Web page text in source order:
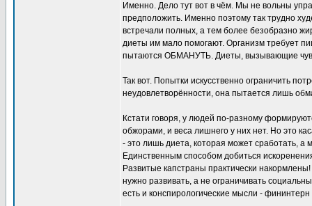
Именно. Дело тут вот в чём. Мы не вольны
предположить. Именно поэтому так трудно
встречали полных, а тем более безобразно
диеты им мало помогают. Организм
пытаются ОБМАНУТЬ. Диеты, вызывающие
Так вот. Попытки искусственно ограничить
неудовлетворённости, она пытается лишь
Кстати говоря, у людей по-разному
обжорами, и веса лишнего у них нет. Но это
- это лишь диета, которая может сработать, а
Единственным способом добиться
Развитые капстраны практически
нужно развивать, а не ограничивать
есть и конспирологические мысли -